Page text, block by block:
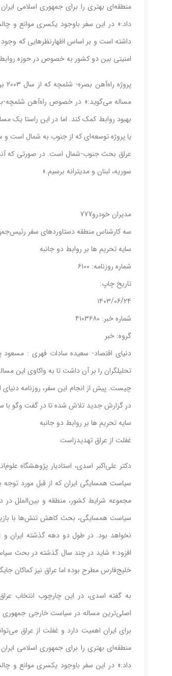
منطقه‌‌‌ای بهتری را برای جمهوری اسلامی
داد:« در این سفر باوجود یکسری موانع و
داشته است و بر اساس اظهارنظرهایی که وجود
امنیتی بین دو کشور به خصوص در حوزه روابط
مساله می‌‌‌گوید:« در خصوص راه‌‌‌آهن شلمچه-
بهبود روابط کمک کند. اما در این راستا یک
یا پروژه توسعه‌‌‌ای که از جنوب به شمال است و
عراق بحث جنوب-شمال است. در صورتی‌‌‌ که
سوریه، لبنان و مدیترانه برسیم.»
مدیران خودرو777
سه کارشناس منطقه دستاوردهای سفر
سایه تحریم ها بر روابط دو جانبه
شماره روزنامه: ۶۱۰۰
تاریخ چاپ:
۱۴۰۳/۰۶/۲۴
شماره خبر: ۴۱۰۳۶۸۰
گروه: خبر
دنیای اقتصاد- سعیده سادات فهری : مسعود
تحلیلگران را بر آن داشت تا به واکاوی این
چیست. پیش از انجام این سفر، روزنامه
در گزارش جدید تلاش شده تا در گفت وگو با
سایه تحریم ها بر روابط دو جانبه
غفلت از عراق تهدیدزاست
دکتر علی‌‌‌اکبر اسدی، استادیار پژوهشگاه
سیاست همسایگی ایران که از قبل مورد
مجموعه شرایط کشور، منطقه و بین‌‌‌الملل در
سیاست همسایگی، بحث کاهش تنش‌‌‌ها با
نخواهد بود. در طول دو دهه گذشته ایران
افزود:« شاید در چند سال گذشته در بحث
خلیج‌‌‌فارس مطرح بوده اما عراق نیز کماکان
به گفته اسدی، در این چارچوب انتخاب
اصلی‌‌‌ترین مساله در سیاست خارجی جمهوری
برای ایران اهمیت دارد و غفلت از عراق
منطقه‌‌‌ای بهتری را برای جمهوری اسلامی
داد:« در این سفر باوجود یکسری موانع و